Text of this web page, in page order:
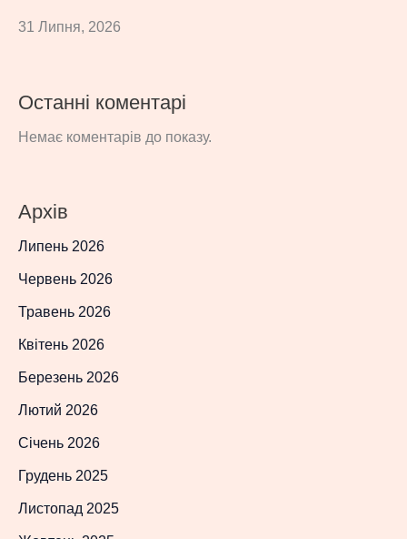
31 Липня, 2026
Останні коментарі
Немає коментарів до показу.
Архів
Липень 2026
Червень 2026
Травень 2026
Квітень 2026
Березень 2026
Лютий 2026
Січень 2026
Грудень 2025
Листопад 2025